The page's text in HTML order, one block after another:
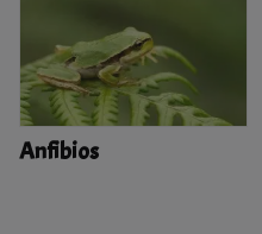
Anfibios